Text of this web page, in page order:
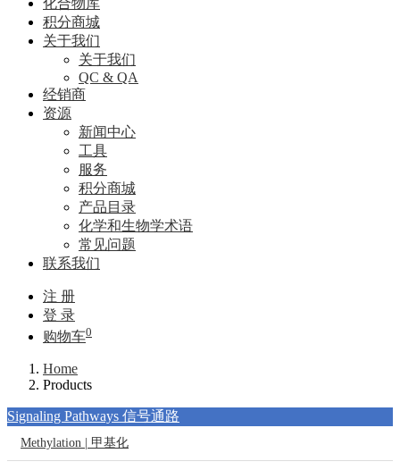
化合物库
积分商城
关于我们
关于我们
QC & QA
经销商
资源
新闻中心
工具
服务
积分商城
产品目录
化学和生物学术语
常见问题
联系我们
注 册
登 录
购物车0
Home
Products
Signaling Pathways 信号通路
Methylation | 甲基化